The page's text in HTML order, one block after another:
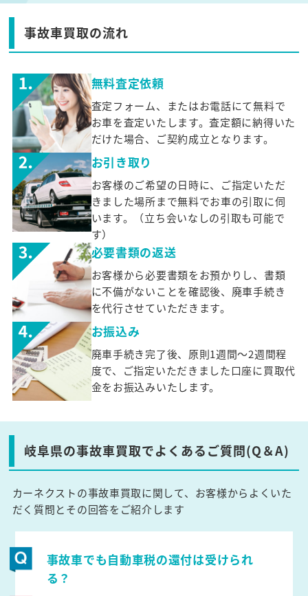
事故車買取の流れ
無料査定依頼
査定フォーム、またはお電話にて無料で
お車を査定いたします。査定額に納得いた
だけた場合、ご契約成立となります。
お引き取り
お客様のご希望の日時に、ご指定いただ
きました場所まで無料でお車の引取に伺
います。（立ち会いなしの引取も可能で
す）
必要書類の返送
お客様から必要書類をお預かりし、書類
に不備がないことを確認後、廃車手続き
を代行させていただきます。
お振込み
廃車手続き完了後、原則1週間～2週間程
度で、ご指定いただきました口座に買取代
金をお振込みいたします。
岐阜県の事故車買取でよくあるご質問(Q＆A)
カーネクストの事故車買取に関して、お客様からよくいた
だく質問とその回答をご紹介します
事故車でも自動車税の還付は受けられ
る？